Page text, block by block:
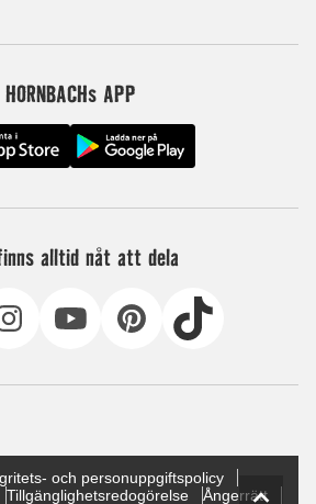
HORNBACHs APP
alltid nåt att dela
och personuppgiftspolicy
Tillgänglighetsredogörelse
Ångerrätt